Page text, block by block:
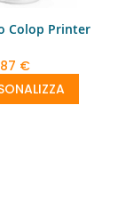
Colop Printer
€